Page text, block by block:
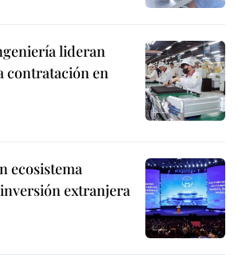
lideran
contratación en
ecosistema
extranjera